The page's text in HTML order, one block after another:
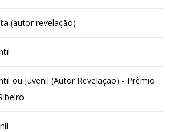
(autor revelação)
ou Juvenil (Autor Revelação) - Prêmio